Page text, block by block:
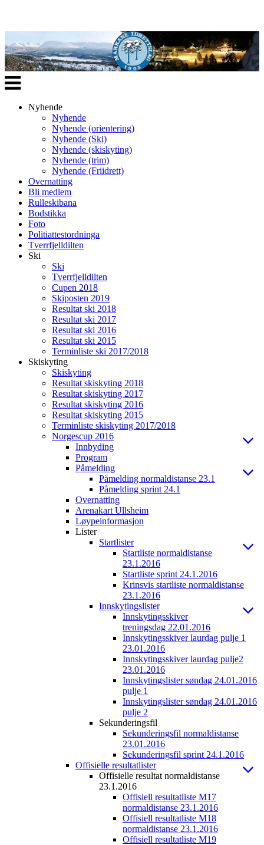
Veksle
navigasjon
Nyhende
Nyhende
Nyhende (orientering)
Nyhende (Ski)
Nyhende (skiskyting)
Nyhende (trim)
Nyhende (Friidrett)
Overnatting
Bli medlem
Rulleskibana
Bodstikka
Foto
Politiattestordninga
Tverrfjelldilten
Ski
Ski
Tverrfjelldilten
Cupen 2018
Skiposten 2019
Resultat ski 2018
Resultat ski 2017
Resultat ski 2016
Resultat ski 2015
Terminliste ski 2017/2018
Skiskyting
Skiskyting
Resultat skiskyting 2018
Resultat skiskyting 2017
Resultat skiskyting 2016
Resultat skiskyting 2015
Terminliste skiskyting 2017/2018
Norgescup 2016
Innbyding
Program
Påmelding
Påmelding normaldistanse 23.1
Påmelding sprint 24.1
Overnatting
Arenakart Ullsheim
Løypeinformasjon
Lister
Startlister
Startliste normaldistanse
23.1.2016
Startliste sprint 24.1.2016
Krinsvis startliste normaldistanse
23.1.2016
Innskytingslister
Innskytingsskiver
treningsdag 22.01.2016
Innskytingsskiver laurdag pulje 1
23.01.2016
Innskytingsskiver laurdag pulje2
23.01.2016
Innskytingslister søndag 24.01.2016
pulje 1
Innskytingslister søndag 24.01.2016
pulje 2
Sekunderingsfil
Sekunderingsfil normaldistanse
23.01.2016
Sekunderingsfil sprint 24.1.2016
Offisielle resultatlister
Offisielle resultat normaldistanse
23.1.2016
Offisiell resultatliste M17
normaldistanse 23.1.2016
Offisiell resultatliste M18
normaldistanse 23.1.2016
Offisiell resultatliste M19